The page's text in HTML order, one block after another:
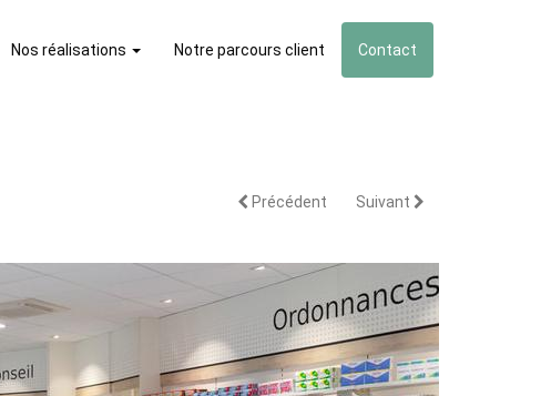
Nos réalisations Notre parcours client Contact
Précédent Suivant